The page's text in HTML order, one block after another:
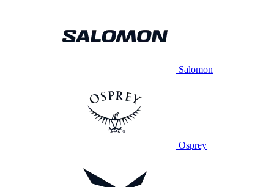
Salomon
Osprey